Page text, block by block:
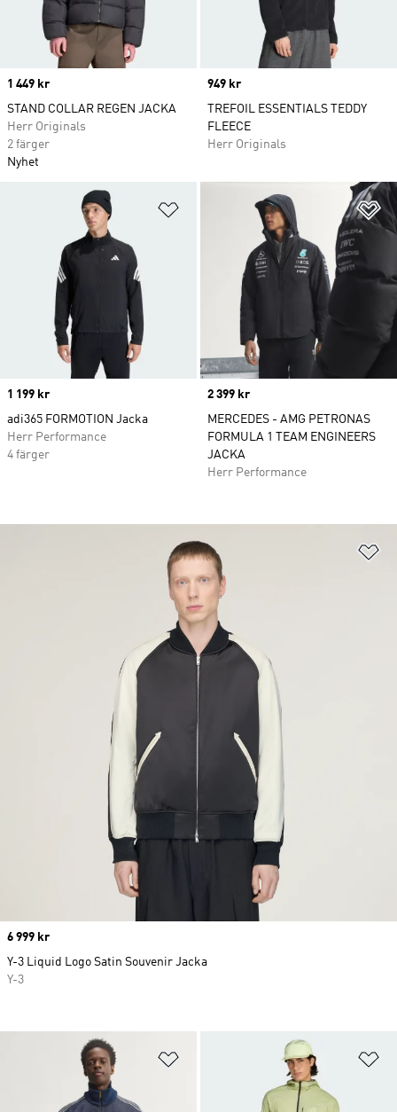
Price
1 449 kr
STAND COLLAR REGEN JACKA
Herr Originals
2 färger
Nyhet
Price
949 kr
TREFOIL ESSENTIALS TEDDY
FLEECE
Herr Originals
Lägg till på önskelistan
Price
1 199 kr
adi365 FORMOTION Jacka
Herr Performance
4 färger
Price
2 399 kr
MERCEDES - AMG PETRONAS
FORMULA 1 TEAM ENGINEERS
JACKA
Herr Performance
Lägg till på önskelistan
Price
6 999 kr
Y-3 Liquid Logo Satin Souvenir Jacka
Y-3